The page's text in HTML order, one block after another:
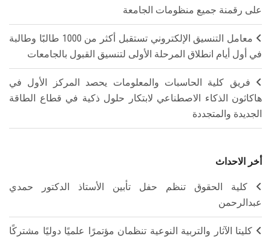
على رقمنة جميع منظومات الجامعة
معامل التنسيق الإلكتروني تستقبل أكثر من 1000 طالبًا وطالبة
في أول أيام انطلاق المرحلة الأولى لتنسيق القبول بالجامعات
فريق كلية الحاسبات والمعلومات يحصد المركز الأول في
هاكاثون الذكاء الاصطناعي لابتكار حلول ذكية في قطاع الطاقة
الجديدة والمتجددة
أخر الاحداث
كلية الحقوق تنظم حفل تأبين الأستاذ الدكتور حمدي
عبدالرحمن
كليتا الآثار والتربية النوعية تنظمان مؤتمرًا علميًا دوليًا مشتركًا